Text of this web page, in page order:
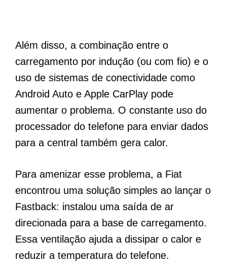
Além disso, a combinação entre o
carregamento por indução (ou com fio) e o
uso de sistemas de conectividade como
Android Auto e Apple CarPlay pode
aumentar o problema. O constante uso do
processador do telefone para enviar dados
para a central também gera calor.
Para amenizar esse problema, a Fiat
encontrou uma solução simples ao lançar o
Fastback: instalou uma saída de ar
direcionada para a base de carregamento.
Essa ventilação ajuda a dissipar o calor e
reduzir a temperatura do telefone.